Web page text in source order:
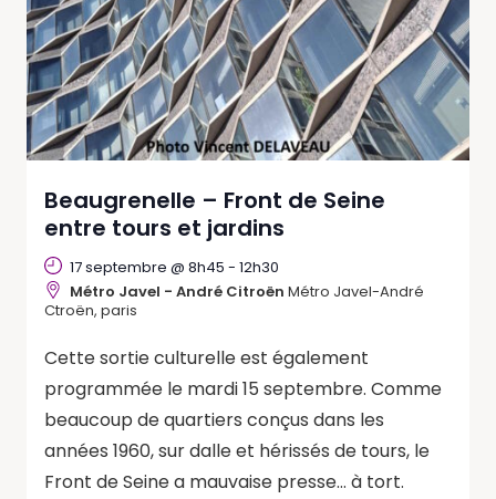
Beaugrenelle – Front de Seine
entre tours et jardins
17 septembre @ 8h45 - 12h30
Métro Javel - André Citroën Métro Javel-André
Ctroën, paris
Cette sortie culturelle est également
programmée le mardi 15 septembre. Comme
beaucoup de quartiers conçus dans les
années 1960, sur dalle et hérissés de tours, le
Front de Seine a mauvaise presse... à tort.